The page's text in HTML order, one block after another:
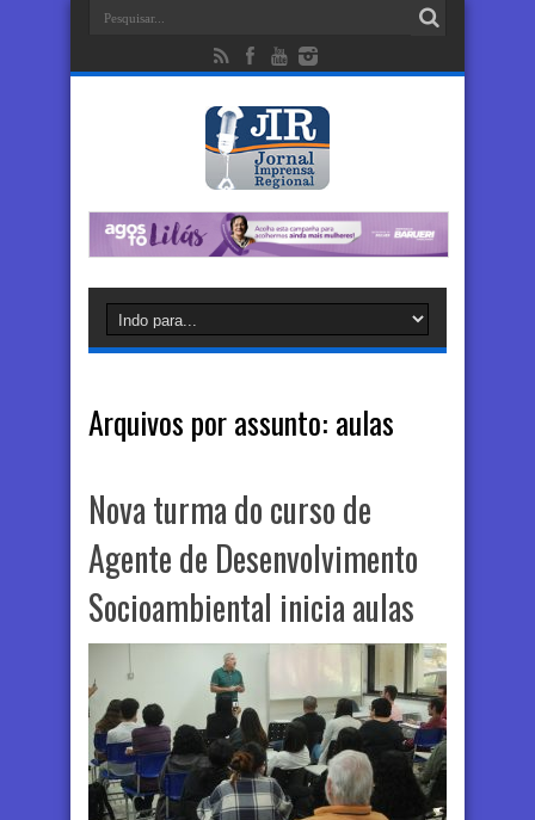
Arquivos por assunto: aulas
Nova turma do curso de
Agente de Desenvolvimento
Socioambiental inicia aulas